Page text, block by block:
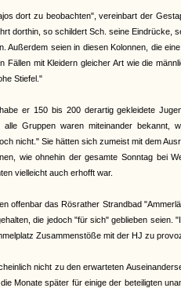
dort zu beobachten", vereinbart der
dorthin, so schildert Sch. seine Eindrücke,
Außerdem seien in diesen Kolonnen, die
Fällen mit Kleidern gleicher Art wie die
Stiefel."
er 150 bis 200 derartig gekleidete
alle Gruppen waren miteinander
nicht." Sie hätten sich zumeist mit dem
wie ohnehin der gesamte Sonntag bei
vielleicht auch erhofft war.
offenbar das Rösrather Strandbad
die jedoch "für sich" geblieben
Zusammenstöße mit der HJ zu
nicht zu den erwarteten
Monate später für einige der beteiligten